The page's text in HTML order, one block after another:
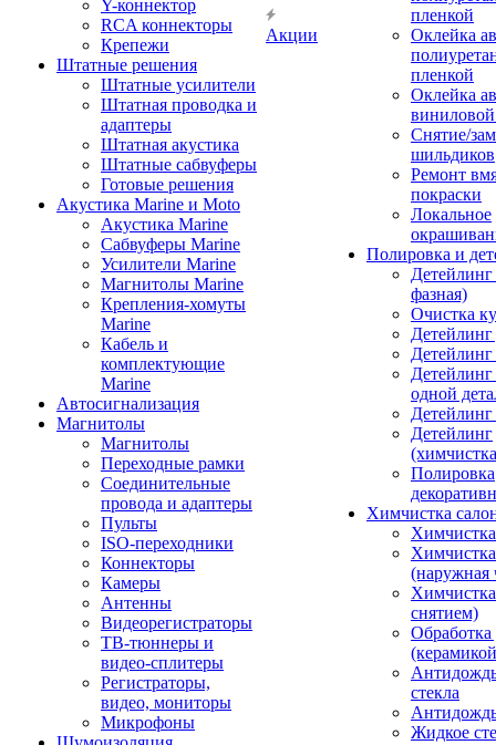
Y-коннектор
RCA коннекторы
Крепежи
Штатные решения
Штатные усилители
Штатная проводка и
адаптеры
Штатная акустика
Штатные сабвуферы
Готовые решения
Акустика Marine и Moto
Акустика Marine
Сабвуферы Marine
Усилители Marine
Магнитолы Marine
Крепления-хомуты
Marine
Кабель и
комплектующие
Marine
Автосигнализация
Магнитолы
Магнитолы
Переходные рамки
Соединительные
провода и адаптеры
Пульты
ISO-переходники
Коннекторы
Камеры
Антенны
Видеорегистраторы
ТВ-тюннеры и
видео-сплитеры
Регистраторы,
видео, мониторы
Микрофоны
Акции
пленкой
Оклейка
пленкой
Оклейка
Снятие/
шильдиков
Ремонт
покраски
Локальное
Полировка и
фазная)
Очистка
Детейлинг
одной
Детейлинг
Полировка
Химчистка
(наружная
снятием)
Обработка
стекла
Жидкое